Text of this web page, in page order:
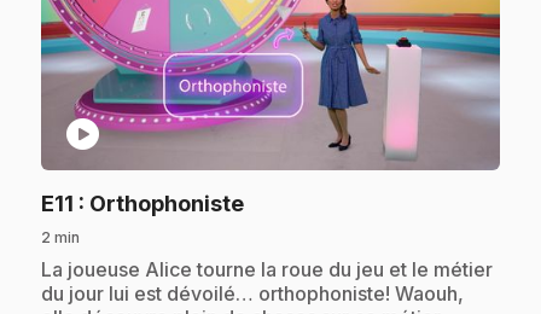
play_circle
E11 : Orthophoniste.
2 min
.La joueuse Alice tourne la roue du jeu et le métier
du jour lui est dévoilé… orthophoniste! Waouh,